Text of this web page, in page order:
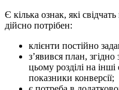
Є кілька ознак, які
дійсно потрібен:
клієнти постійно
з’явився план,
цьому розділі на
показники конверсії;